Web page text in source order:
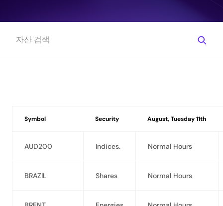
Symbol Security August, Tuesday 11th
AUD200 Indices. Normal Hours
BRAZIL Shares Normal Hours